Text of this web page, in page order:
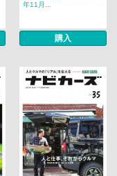
年11月...
購入